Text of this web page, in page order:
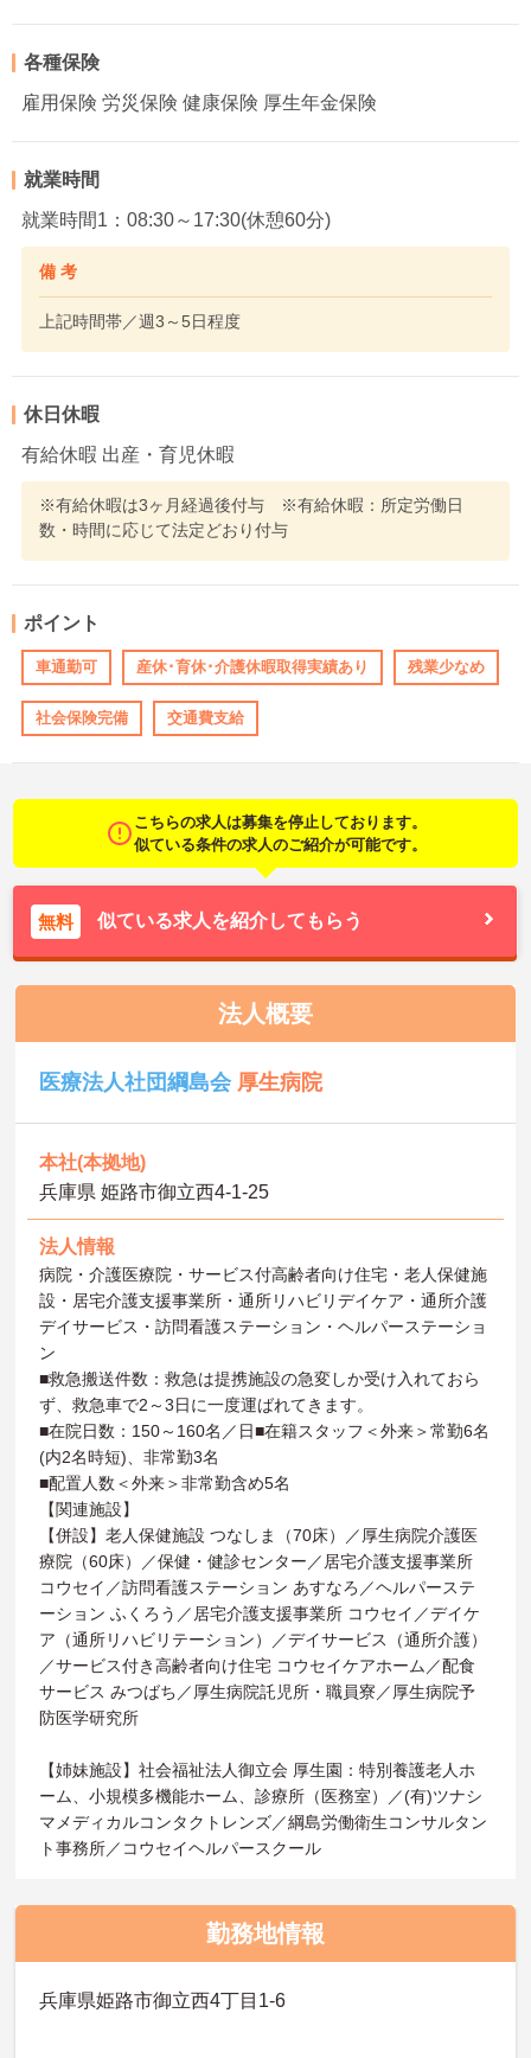
各種保険
雇用保険 労災保険 健康保険 厚生年金保険
就業時間
就業時間1：08:30～17:30(休憩60分)
備 考
上記時間帯／週3～5日程度
休日休暇
有給休暇 出産・育児休暇
※有給休暇は3ヶ月経過後付与 ※有給休暇：所定労働日
数・時間に応じて法定どおり付与
ポイント
車通勤可 産休･育休･介護休暇取得実績あり 残業少なめ
社会保険完備 交通費支給
こちらの求人は募集を停止しております。
似ている条件の求人のご紹介が可能です。
無料 似ている求人を紹介してもらう
法人概要
医療法人社団綱島会 厚生病院
本社(本拠地)
兵庫県 姫路市御立西4-1-25
法人情報
病院・介護医療院・サービス付高齢者向け住宅・老人保健施
設・居宅介護支援事業所・通所リハビリデイケア・通所介護
デイサービス・訪問看護ステーション・ヘルパーステーショ
ン
■救急搬送件数：救急は提携施設の急変しか受け入れておら
ず、救急車で2～3日に一度運ばれてきます。
■在院日数：150～160名／日■在籍スタッフ＜外来＞常勤6名
(内2名時短)、非常勤3名
■配置人数＜外来＞非常勤含め5名
【関連施設】
【併設】老人保健施設 つなしま（70床）／厚生病院介護医
療院（60床）／保健・健診センター／居宅介護支援事業所
コウセイ／訪問看護ステーション あすなろ／ヘルパーステ
ーション ふくろう／居宅介護支援事業所 コウセイ／デイケ
ア（通所リハビリテーション）／デイサービス（通所介護）
／サービス付き高齢者向け住宅 コウセイケアホーム／配食
サービス みつばち／厚生病院託児所・職員寮／厚生病院予
防医学研究所
【姉妹施設】社会福祉法人御立会 厚生園：特別養護老人ホ
ーム、小規模多機能ホーム、診療所（医務室）／(有)ツナシ
マメディカルコンタクトレンズ／綱島労働衛生コンサルタン
ト事務所／コウセイヘルパースクール
勤務地情報
兵庫県姫路市御立西4丁目1-6